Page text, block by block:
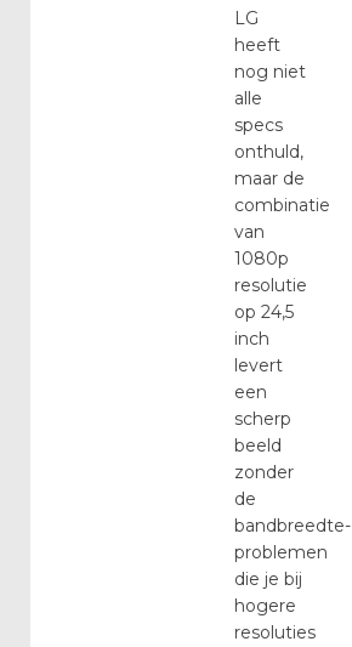
LG
heeft
nog niet
alle
specs
onthuld,
maar de
combinatie
van
1080p
resolutie
op 24,5
inch
levert
een
scherp
beeld
zonder
de
bandbreedte-
problemen
die je bij
hogere
resoluties